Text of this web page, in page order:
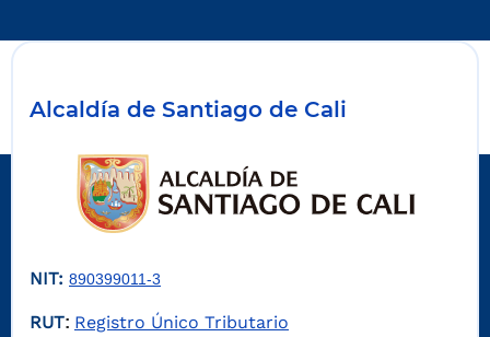
Alcaldía de Santiago de Cali
NIT: 890399011-3
RUT: Registro Único Tributario